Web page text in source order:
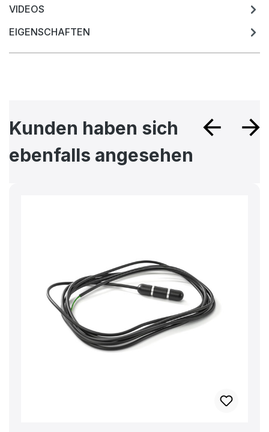
VIDEOS
EIGENSCHAFTEN
Produktgalerie überspringen
Kunden haben sich
ebenfalls angesehen